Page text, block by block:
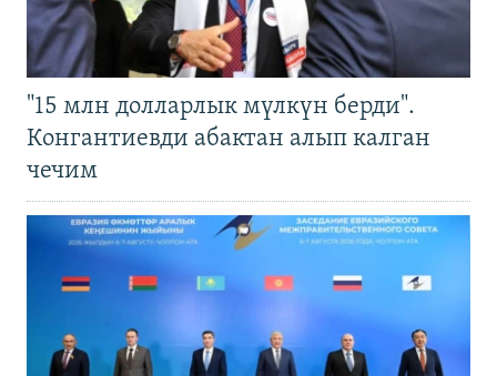
"15 млн долларлык мүлкүн берди".
Конгантиевди абактан алып калган
чечим